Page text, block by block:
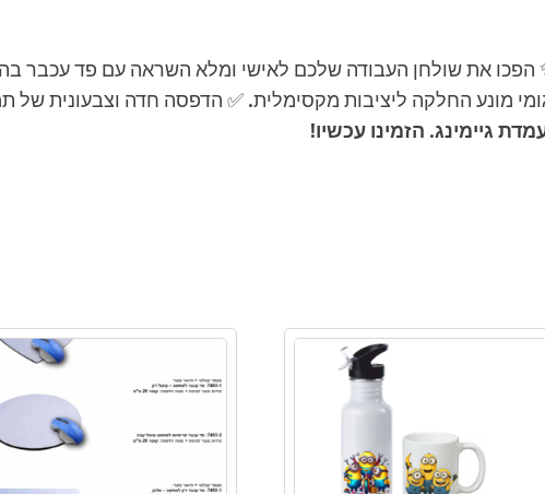
הפכו את שולחן העבודה שלכם לאישי ומלא השראה עם פד עכבר
מונע החלקה ליציבות מקסימלית. ✅ הדפסה חדה וצבעונית של
גיימינג. הזמינו עכשיו!